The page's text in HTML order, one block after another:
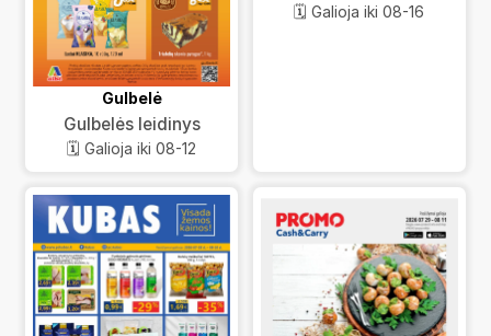
Gulbelė
Gulbelės leidinys
🗓️ Galioja iki 08-12
🗓️ Galioja iki 08-16